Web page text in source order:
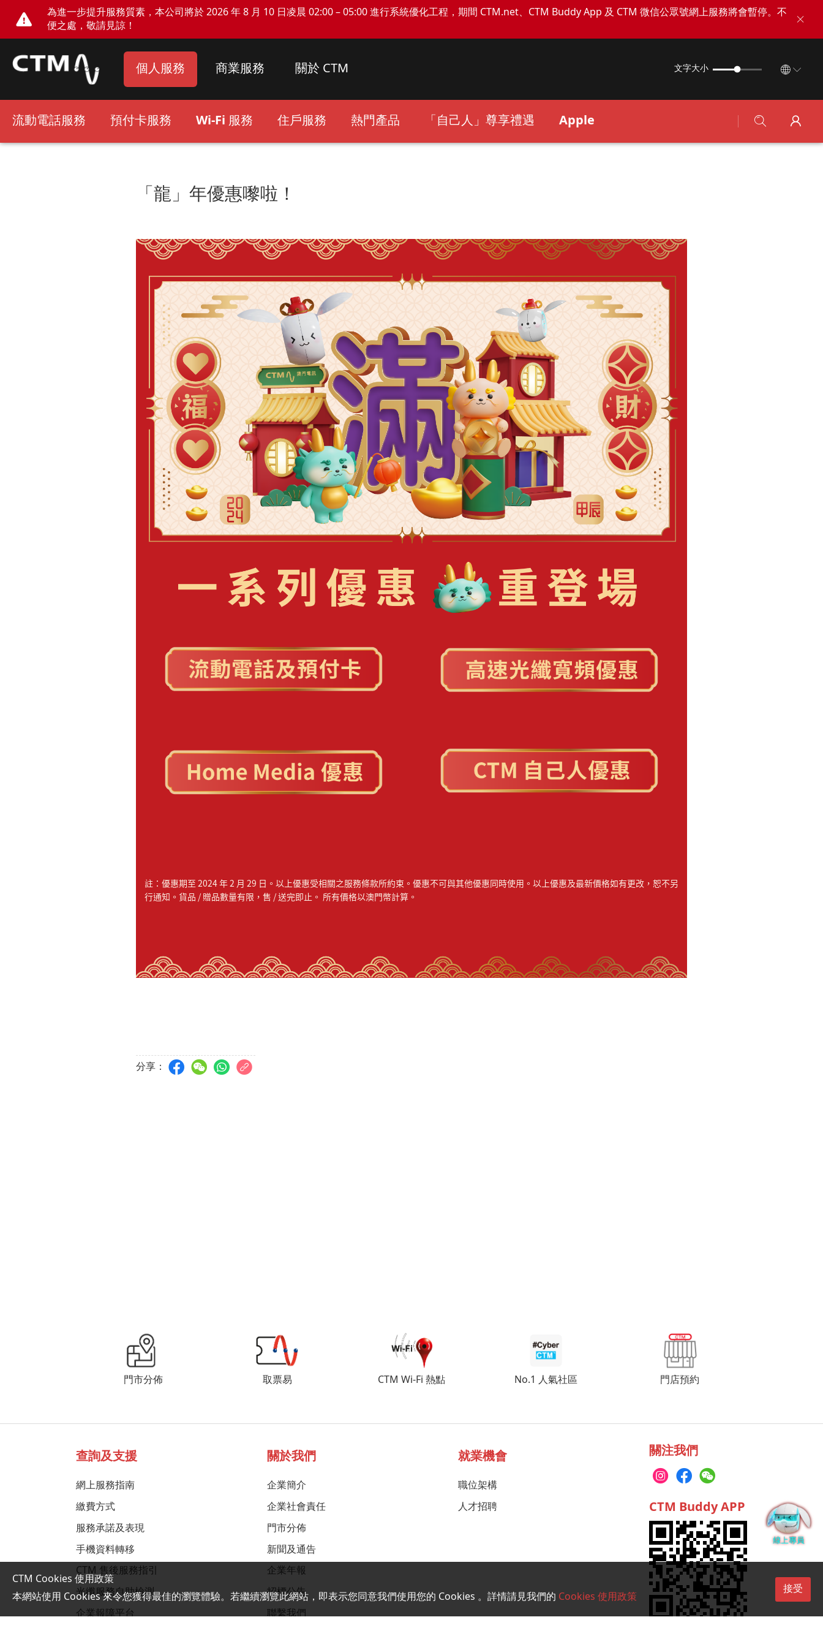
為進一步提升服務質素，本公司將於 2026 年 8 月 10 日凌晨 02:00 – 05:00 進行系統優化工程，期間 CTM.net、CTM Buddy App 及 CTM 微信公眾號網上服務將會暫停。不
便之處，敬請見諒！
個人服務 商業服務 關於 CTM 文字大小
流動電話服務 預付卡服務 Wi-Fi 服務 住戶服務 熱門產品 「自己人」尊享禮遇 Apple
「龍」年優惠嚟啦！
註：優惠期至 2024 年 2 月 29 日。以上優惠受相關之服務條款所約束。優惠不可與其他優惠同時使用。以上優惠及最新價格如有更改，恕不另
行通知。貨品 / 贈品數量有限，售 / 送完即止。 所有價格以澳門幣計算。
分享：
門市分佈 取票易 CTM Wi-Fi 熱點 No.1 人氣社區 門店預約
查詢及支援
網上服務指南
繳費方式
服務承諾及表現
手機資料轉移
CTM 售後服務指引
光纖服務自助檢測
企業報障平台
關於我們
企業簡介
企業社會責任
門市分佈
新聞及通告
企業年報
招標公告
聯繫我們
就業機會
職位架構
人才招聘
關注我們
CTM Buddy APP
CTM Cookies 使用政策
本網站使用 Cookies 來令您獲得最佳的瀏覽體驗。若繼續瀏覽此網站，即表示您同意我們使用您的 Cookies 。詳情請見我們的 Cookies 使用政策
接受